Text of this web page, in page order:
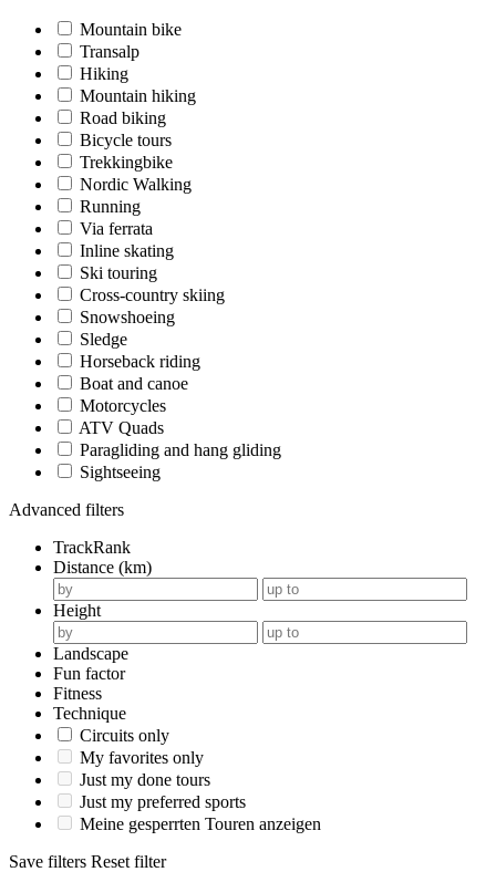
Mountain bike
Transalp
Hiking
Mountain hiking
Road biking
Bicycle tours
Trekkingbike
Nordic Walking
Running
Via ferrata
Inline skating
Ski touring
Cross-country skiing
Snowshoeing
Sledge
Horseback riding
Boat and canoe
Motorcycles
ATV Quads
Paragliding and hang gliding
Sightseeing
Advanced filters
TrackRank
Distance (km)
Height
Landscape
Fun factor
Fitness
Technique
Circuits only
My favorites only
Just my done tours
Just my preferred sports
Meine gesperrten Touren anzeigen
Save filters Reset filter